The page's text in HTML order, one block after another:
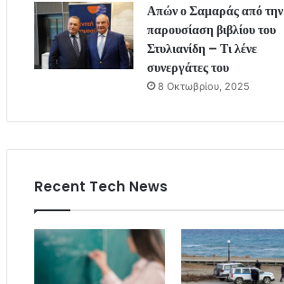
Απών ο Σαμαράς από την
παρουσίαση βιβλίου του
Στυλιανίδη – Τι λένε
συνεργάτες του
8 Οκτωβρίου, 2025
Recent Tech News